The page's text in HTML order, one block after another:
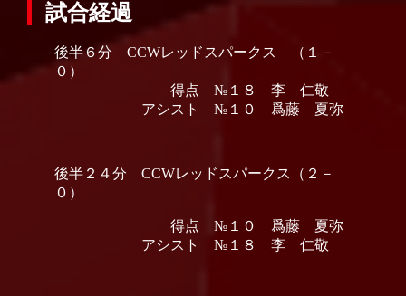
試合経過
後半６分 CCWレッドスパークス （１－
０）
得点 №１８ 李 仁敬
アシスト №１０ 爲藤 夏弥
後半２４分 CCWレッドスパークス（２－
０）
得点 №１０ 爲藤 夏弥
アシスト №１８ 李 仁敬